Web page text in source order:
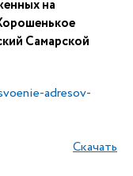
на
Самарской
adresov-
Скачать